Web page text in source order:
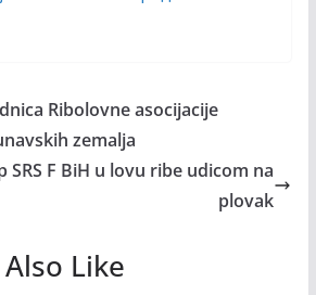
Ribolovne asocijacije
zemalja
SRS F BiH u lovu ribe udicom na
plovak
Like